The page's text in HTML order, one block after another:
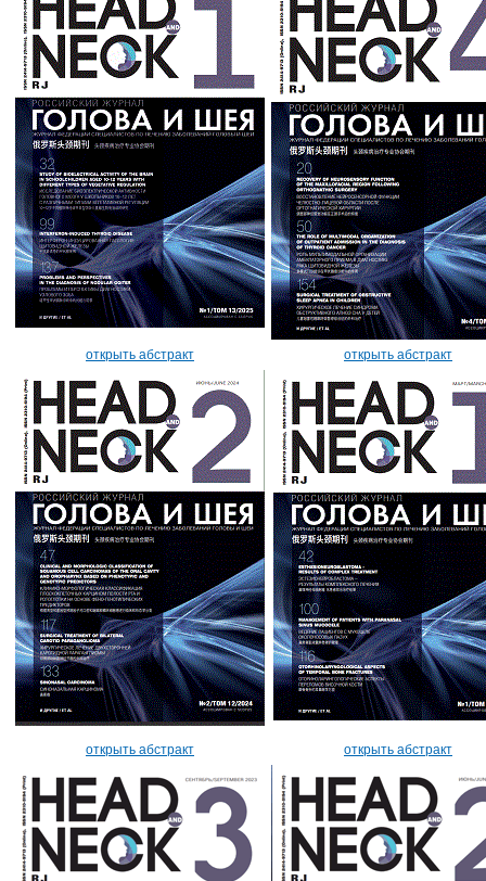
открыть абстракт открыть абстракт
открыть абстракт открыть абстракт